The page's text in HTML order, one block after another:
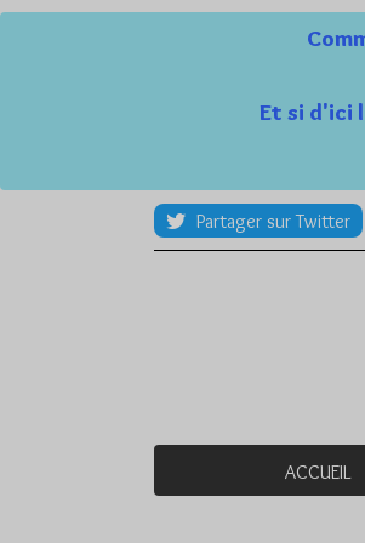
Et si d'ici
Partager sur Twitter
ACCUEIL